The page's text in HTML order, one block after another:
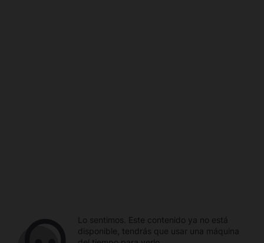
Lo sentimos. Este contenido ya no está
disponible, tendrás que usar una máquina